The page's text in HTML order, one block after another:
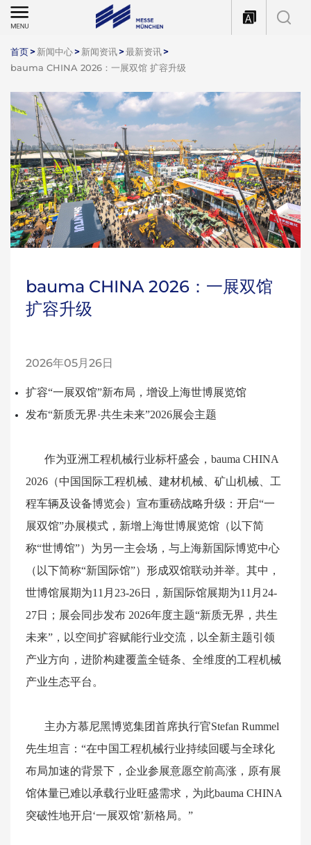
首页>新闻中心>新闻资讯>最新资讯>
bauma CHINA 2026：一展双馆 扩容升级
bauma CHINA 2026：一展双馆
扩容升级
2026年05月26日
扩容“一展双馆”新布局，增设上海世博展览馆
发布“新质无界·共生未来”2026展会主题
作为亚洲工程机械行业标杆盛会， bauma CHINA
2026 （中国国际工程机械、建材机械、矿山机械、工
程车辆及设备博览会）宣布重磅战略升级：开启“一
展双馆”办展模式，新增上海世博展览馆（以下简
称“世博馆”）为另一主会场，与上海新国际博览中心
（以下简称“新国际馆”）形成双馆联动并举。其中，
世博馆展期为11月23-26日，新国际馆展期为11月24-
27日；展会同步发布 2026年度主题“新质无界，共生
未来”，以空间扩容赋能行业交流，以全新主题引领
产业方向，进阶构建覆盖全链条、全维度的工程机械
产业生态平台。
主办方慕尼黑博览集团首席执行官Stefan Rummel
先生坦言：“在中国工程机械行业持续回暖与全球化
布局加速的背景下，企业参展意愿空前高涨，原有展
馆体量已难以承载行业旺盛需求，为此bauma CHINA
突破性地开启‘一展双馆’新格局。”